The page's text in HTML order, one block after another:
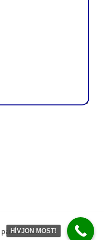
partneroldal
HÍVJON MOST!